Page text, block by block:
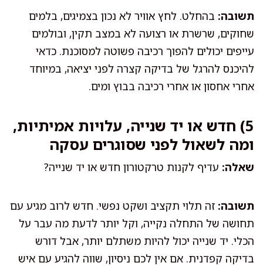
תשובה: בהחלט. לחץ אוויר לא נכון בצמיגים, בלמים
שחוקים, שרשרת או רצועה לא במצב תקין, ובולמים
עייפים יכולים להפוך רכיבה פשוטה למסוכנת. כדאי
להיכנס להרגל של בדיקה קצרה לפני יציאה, במיוחד
אחרי אחסון או אחרי רכיבה בבוץ ומים.
5) חדש או יד שנייה, עלויות אמיתיות,
ומה לשאול לפני שסוגרים עסקה
שאלה: עדיף לקנות טרקטורון חדש או יד שנייה?
תשובה: זה תלוי תקציב ושקט נפשי. חדש לרוב מגיע עם
תחושה של התחלה נקייה, וקל יותר לדעת מה עבר על
הכלי. יד שנייה יכול להיות משתלם יותר, אבל דורש
בדיקה קפדנית. אם אין לכם ניסיון, שווה להגיע עם איש